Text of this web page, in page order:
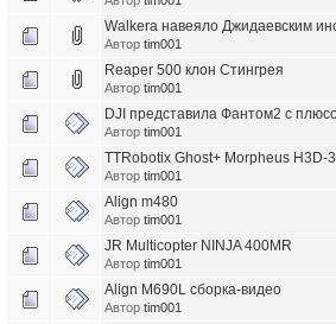
Walkera навеяло Джидаевским
Автор tim001
Reaper 500 клон Стингрея
Автор tim001
DJI представила Фантом2 с
Автор tim001
TTRobotix Ghost+ Morpheus H3D-
Автор tim001
Align m480
Автор tim001
JR Multicopter NINJA 400MR
Автор tim001
Align M690L сборка-видео
Автор tim001